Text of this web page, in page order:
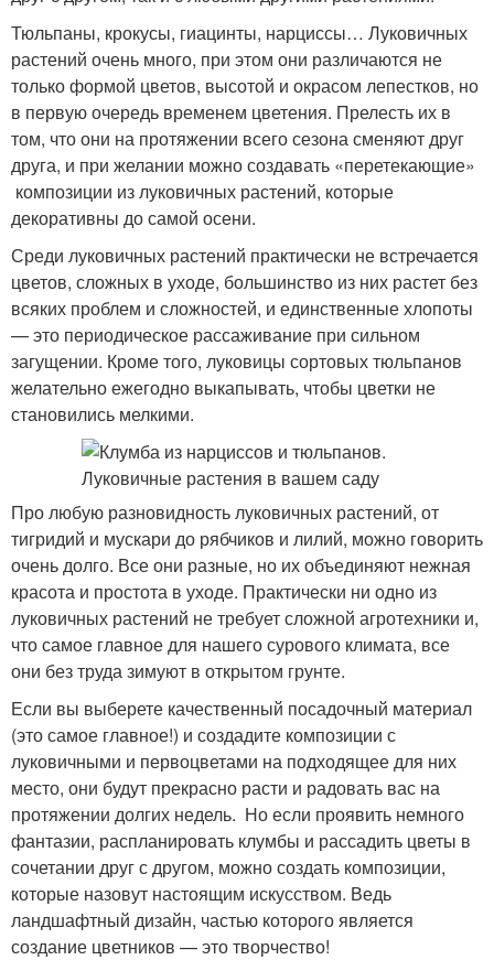
Тюльпаны, крокусы, гиацинты, нарциссы… Луковичных
растений очень много, при этом они различаются не
только формой цветов, высотой и окрасом лепестков, но
в первую очередь временем цветения. Прелесть их в
том, что они на протяжении всего сезона сменяют друг
друга, и при желании можно создавать «перетекающие»
композиции из луковичных растений, которые
декоративны до самой осени.
Среди луковичных растений практически не встречается
цветов, сложных в уходе, большинство из них растет без
всяких проблем и сложностей, и единственные хлопоты
— это периодическое рассаживание при сильном
загущении. Кроме того, луковицы сортовых тюльпанов
желательно ежегодно выкапывать, чтобы цветки не
становились мелкими.
Про любую разновидность луковичных растений, от
тигридий и мускари до рябчиков и лилий, можно говорить
очень долго. Все они разные, но их объединяют нежная
красота и простота в уходе. Практически ни одно из
луковичных растений не требует сложной агротехники и,
что самое главное для нашего сурового климата, все
они без труда зимуют в открытом грунте.
Если вы выберете качественный посадочный материал
(это самое главное!) и создадите композиции с
луковичными и первоцветами на подходящее для них
место, они будут прекрасно расти и радовать вас на
протяжении долгих недель. Но если проявить немного
фантазии, распланировать клумбы и рассадить цветы в
сочетании друг с другом, можно создать композиции,
которые назовут настоящим искусством. Ведь
ландшафтный дизайн, частью которого является
создание цветников — это творчество!